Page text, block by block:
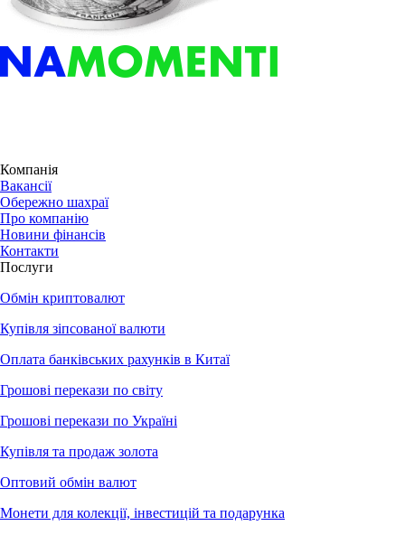
Компанія
Вакансії
Обережно шахраї
Про компанію
Новини фінансів
Контакти
Послуги
Обмін криптовалют
Купівля зіпсованої валюти
Оплата банківських рахунків в Китаї
Грошові перекази по світу
Грошові перекази по Україні
Купівля та продаж золота
Оптовий обмін валют
Монети для колекції, інвестицій та подарунка